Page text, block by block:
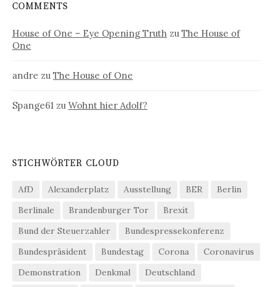
COMMENTS
House of One – Eye Opening Truth zu The House of
One
andre zu The House of One
Spange61 zu Wohnt hier Adolf?
STICHWÖRTER CLOUD
AfD Alexanderplatz Ausstellung BER
Berlin
Berlinale
Brandenburger Tor
Brexit
Bund der Steuerzahler
Bundespressekonferenz
Bundespräsident
Bundestag Corona
Coronavirus
Demonstration
Denkmal
Deutschland